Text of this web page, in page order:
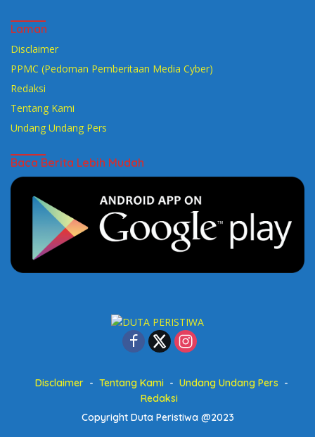
Laman
Disclaimer
PPMC (Pedoman Pemberitaan Media Cyber)
Redaksi
Tentang Kami
Undang Undang Pers
Baca Berita Lebih Mudah
Disclaimer Tentang Kami
Undang Undang Pers
Redaksi
Copyright Duta Peristiwa @2023